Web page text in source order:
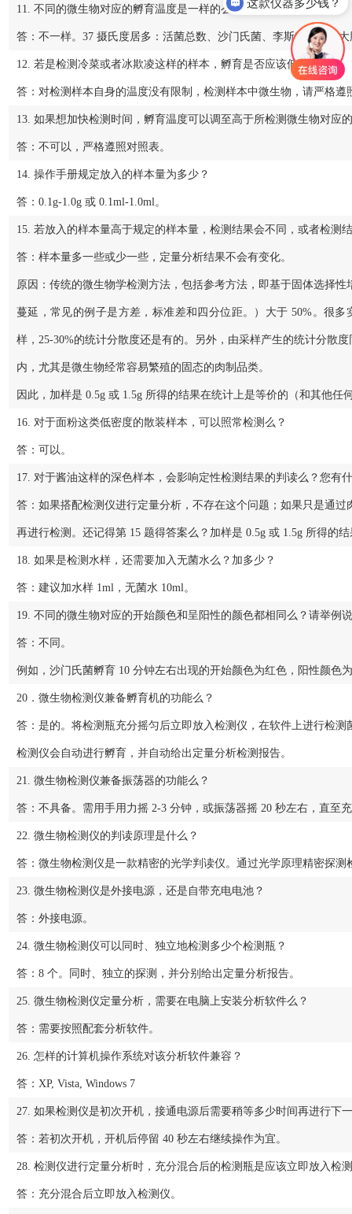
11. 不同的微生物对应的孵育温度是一样的么?请举例说明。
答：不一样。37 摄氏度居多：活菌总数、沙门氏菌、李斯特菌等，
12. 若是检测冷菜或者冰欺凌这样的样本，孵育是否应该低温进行？
答：对检测样本自身的温度没有限制，检测样本中微生物，请严格
13. 如果想加快检测时间，孵育温度可以调至高于所检测微生物对应
答：不可以，严格遵照对照表。
14. 操作手册规定放入的样本量为多少？
答：0.1g‐1.0g 或 0.1ml‐1.0ml。
15. 若放入的样本量高于规定的样本量，检测结果会不同，或者检测
答：样本量多一些或少一些，定量分析结果不会有变化。
原因：传统的微生物学检测方法，包括参考方法，即基于固体选择
蔓延，常见的例子是方差，标准差和四分位距。）大于 50%。很
样，25‐30%的统计分散度还是有的。另外，由采样产生的统计分散
内，尤其是微生物经常容易繁殖的固态的肉制品类。
因此，加样是 0.5g 或 1.5g 所得的结果在统计上是等价的（和其他任
16. 对于面粉这类低密度的散装样本，可以照常检测么？
答：可以。
17. 对于酱油这样的深色样本，会影响定性检测结果的判读么？您有
答：如果搭配检测仪进行定量分析，不存在这个问题；如果只是通
再进行检测。还记得第 15 题得答案么？加样是 0.5g 或 1.5g 所得的
18. 如果是检测水样，还需要加入无菌水么？加多少？
答：建议加水样 1ml，无菌水 10ml。
19. 不同的微生物对应的开始颜色和呈阳性的颜色都相同么？请举例
答：不同。
例如，沙门氏菌孵育 10 分钟左右出现的开始颜色为红色，阳性颜
20．微生物检测仪兼备孵育机的功能么？
答：是的。将检测瓶充分摇匀后立即放入检测仪，在软件上进行检测
检测仪会自动进行孵育，并自动给出定量分析检测报告。
21. 微生物检测仪兼备振荡器的功能么？
答：不具备。需用手用力摇 2‐3 分钟，或振荡器摇 20 秒左右，直至
22. 微生物检测仪的判读原理是什么？
答：微生物检测仪是一款精密的光学判读仪。通过光学原理精密探
23. 微生物检测仪是外接电源，还是自带充电电池？
答：外接电源。
24. 微生物检测仪可以同时、独立地检测多少个检测瓶？
答：8 个。同时、独立的探测，并分别给出定量分析报告。
25. 微生物检测仪定量分析，需要在电脑上安装分析软件么？
答：需要按照配套分析软件。
26. 怎样的计算机操作系统对该分析软件兼容？
答：XP, Vista, Windows 7
27. 如果检测仪是初次开机，接通电源后需要稍等多少时间再进行下
答：若初次开机，开机后停留 40 秒左右继续操作为宜。
28. 检测仪进行定量分析时，充分混合后的检测瓶是应该立即放入检
答：充分混合后立即放入检测仪。